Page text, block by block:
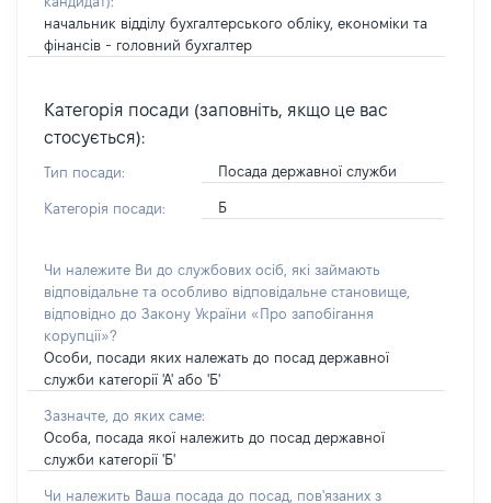
начальник відділу бухгалтерського обліку, економіки та
фінансів - головний бухгалтер
Категорія посади (заповніть, якщо це вас
стосується):
Тип посади: Посада державної служби
Категорія посади: Б
Чи належите Ви до службових осіб, які займають
відповідальне та особливо відповідальне становище,
відповідно до Закону України «Про запобігання
корупції»?
Особи, посади яких належать до посад державної
служби категорії 'А' або 'Б'
Зазначте, до яких саме:
Особа, посада якої належить до посад державної
служби категорії 'Б'
Чи належить Ваша посада до посад, пов'язаних з